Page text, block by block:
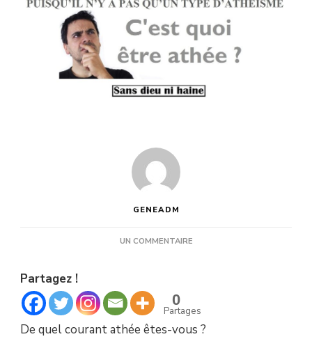
GENEADM
UN COMMENTAIRESUR
QU’UN
D’ATHÉISME
Partagez !
0
Partages
De quel courant athée êtes-vous ?